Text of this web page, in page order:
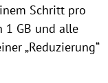
Schritt pro
1 GB und alle
„Reduzierung“